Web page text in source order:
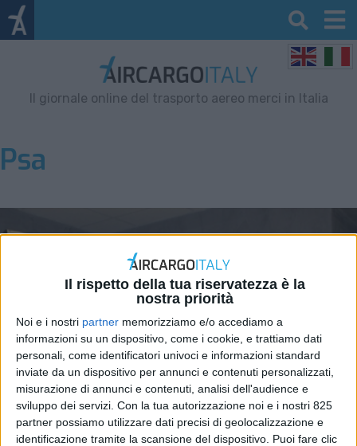
Il rispetto della tua riservatezza è la
nostra priorità
Noi e i nostri partner memorizziamo e/o accediamo a
informazioni su un dispositivo, come i cookie, e trattiamo dati
personali, come identificatori univoci e informazioni standard
inviate da un dispositivo per annunci e contenuti personalizzati,
misurazione di annunci e contenuti, analisi dell'audience e
sviluppo dei servizi. Con la tua autorizzazione noi e i nostri 825
partner possiamo utilizzare dati precisi di geolocalizzazione e
identificazione tramite la scansione del dispositivo. Puoi fare clic
Il giornale online del trasporto aereo merci in Italia
Psa